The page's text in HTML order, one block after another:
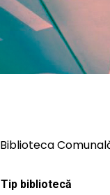
Biblioteca
Tip bibliotecă